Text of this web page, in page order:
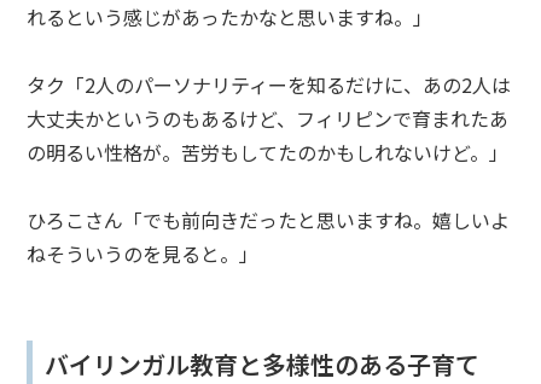
れるという感じがあったかなと思いますね。」
タク「2人のパーソナリティーを知るだけに、あの2人は
大丈夫かというのもあるけど、フィリピンで育まれたあ
の明るい性格が。苦労もしてたのかもしれないけど。」
ひろこさん「でも前向きだったと思いますね。嬉しいよ
ねそういうのを見ると。」
バイリンガル教育と多様性のある子育て